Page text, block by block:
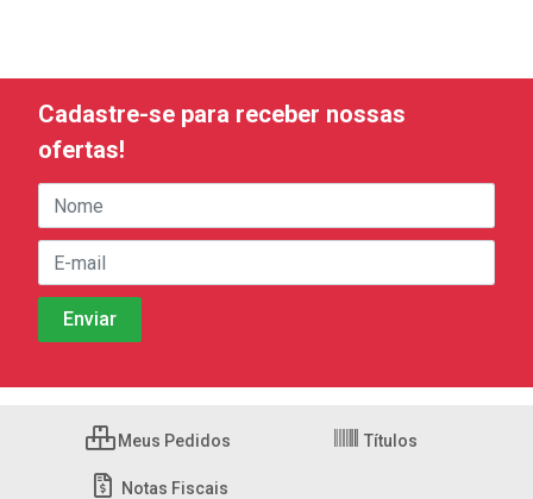
Cadastre-se para receber nossas
ofertas!
Meus Pedidos Títulos
Notas Fiscais